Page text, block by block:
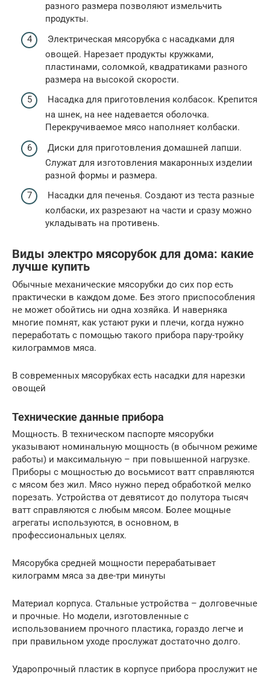
разного размера позволяют измельчить
продукты.
Электрическая мясорубка с насадками для
овощей. Нарезает продукты кружками,
пластинами, соломкой, квадратиками разного
размера на высокой скорости.
Насадка для приготовления колбасок. Крепится
на шнек, на нее надевается оболочка.
Перекручиваемое мясо наполняет колбаски.
Диски для приготовления домашней лапши.
Служат для изготовления макаронных изделии
разной формы и размера.
Насадки для печенья. Создают из теста разные
колбаски, их разрезают на части и сразу можно
укладывать на противень.
Виды электро мясорубок для дома: какие
лучше купить
Обычные механические мясорубки до сих пор есть
практически в каждом доме. Без этого приспособления
не может обойтись ни одна хозяйка. И наверняка
многие помнят, как устают руки и плечи, когда нужно
переработать с помощью такого прибора пару-тройку
килограммов мяса.
В современных мясорубках есть насадки для нарезки
овощей
Технические данные прибора
Мощность. В техническом паспорте мясорубки
указывают номинальную мощность (в обычном режиме
работы) и максимальную – при повышенной нагрузке.
Приборы с мощностью до восьмисот ватт справляются
с мясом без жил. Мясо нужно перед обработкой мелко
порезать. Устройства от девятисот до полутора тысяч
ватт справляются с любым мясом. Более мощные
агрегаты используются, в основном, в
профессиональных целях.
Мясорубка средней мощности перерабатывает
килограмм мяса за две-три минуты
Материал корпуса. Стальные устройства – долговечные
и прочные. Но модели, изготовленные с
использованием прочного пластика, гораздо легче и
при правильном уходе прослужат достаточно долго.
Ударопрочный пластик в корпусе прибора прослужит не